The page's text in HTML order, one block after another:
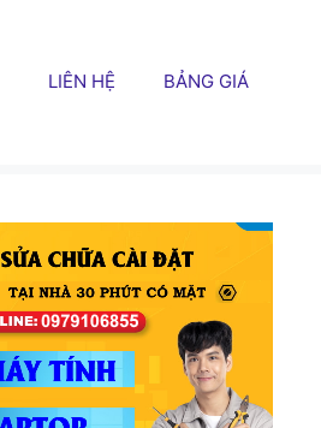
LIÊN HỆ BẢNG GIÁ